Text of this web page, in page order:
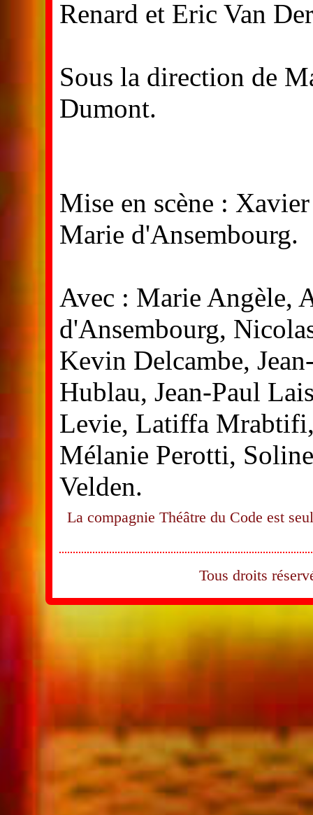
Renard et Eric Van
Sous la direction de
Dumont.
Mise en scène :
Marie d'Ansembourg.
Avec : Marie Angèle,
d'Ansembourg,
Kevin Delcambe,
Hublau, Jean-Paul
Levie, Latiffa
Mélanie Perotti,
Velden.
La compagnie Théâtre du Code est
Tous droits